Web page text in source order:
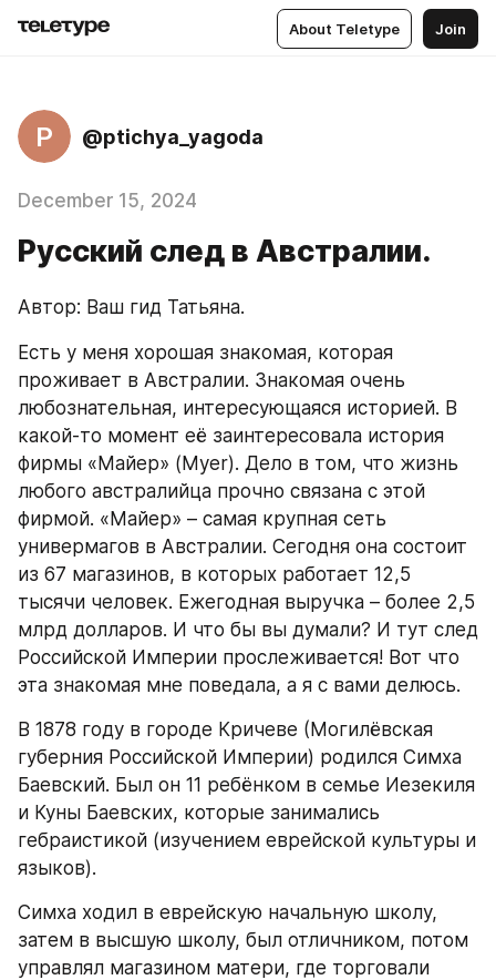
About Teletype Join
P @ptichya_yagoda
December 15, 2024
Русский след в Австралии.
Автор: Ваш гид Татьяна.
Есть у меня хорошая знакомая, которая
проживает в Австралии. Знакомая очень
любознательная, интересующаяся историей. В
какой-то момент её заинтересовала история
фирмы «Майер» (Myer). Дело в том, что жизнь
любого австралийца прочно связана с этой
фирмой. «Майер» – самая крупная сеть
универмагов в Австралии. Сегодня она состоит
из 67 магазинов, в которых работает 12,5
тысячи человек. Ежегодная выручка – более 2,5
млрд долларов. И что бы вы думали? И тут след
Российской Империи прослеживается! Вот что
эта знакомая мне поведала, а я с вами делюсь.
В 1878 году в городе Кричеве (Могилёвская
губерния Российской Империи) родился Симха
Баевский. Был он 11 ребёнком в семье Иезекиля
и Куны Баевских, которые занимались
гебраистикой (изучением еврейской культуры и
языков).
Симха ходил в еврейскую начальную школу,
затем в высшую школу, был отличником, потом
управлял магазином матери, где торговали